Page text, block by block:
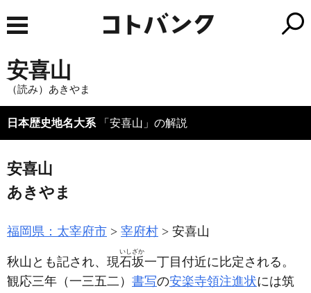
安喜山
（読み）あきやま
日本歴史地名大系 「安喜山」の解説
安喜山
あきやま
福岡県：太宰府市 宰府村 安喜山
秋山とも記され、現石坂
いしざか
一丁目付近に比定される。
観応三年 （一三五二） 書写の安楽寺領注進状には筑